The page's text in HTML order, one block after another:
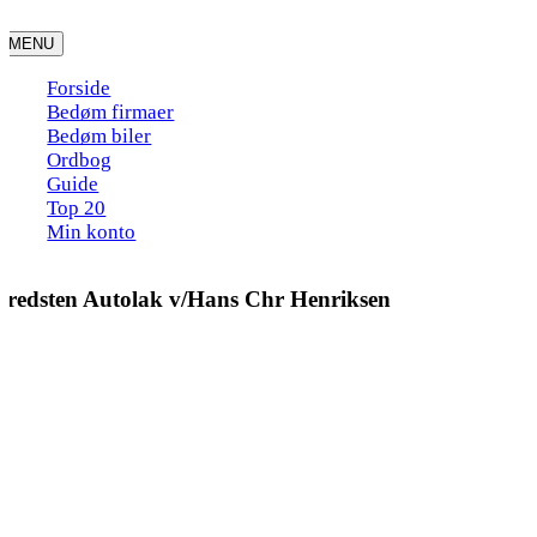
to
content
MENU
Forside
Bedøm firmaer
Bedøm biler
Ordbog
Guide
Top 20
Min konto
Autolak v/Hans Chr Henriksen